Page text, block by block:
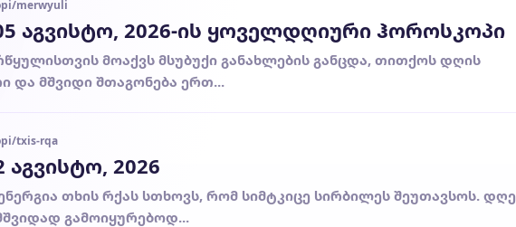
merwyuli
აგვისტო, 2026-ის ყოველდღიური ჰოროსკოპი
მოაქვს მსუბუქი განახლების განცდა, თითქოს დღის
და მშვიდი შთაგონება ერთ...
txis-rqa
2026
ენერგია თხის რქას სთხოვს, რომ სიმტკიცე სირბილეს შეუთავსოს. დღე
გამოიყურებოდ...